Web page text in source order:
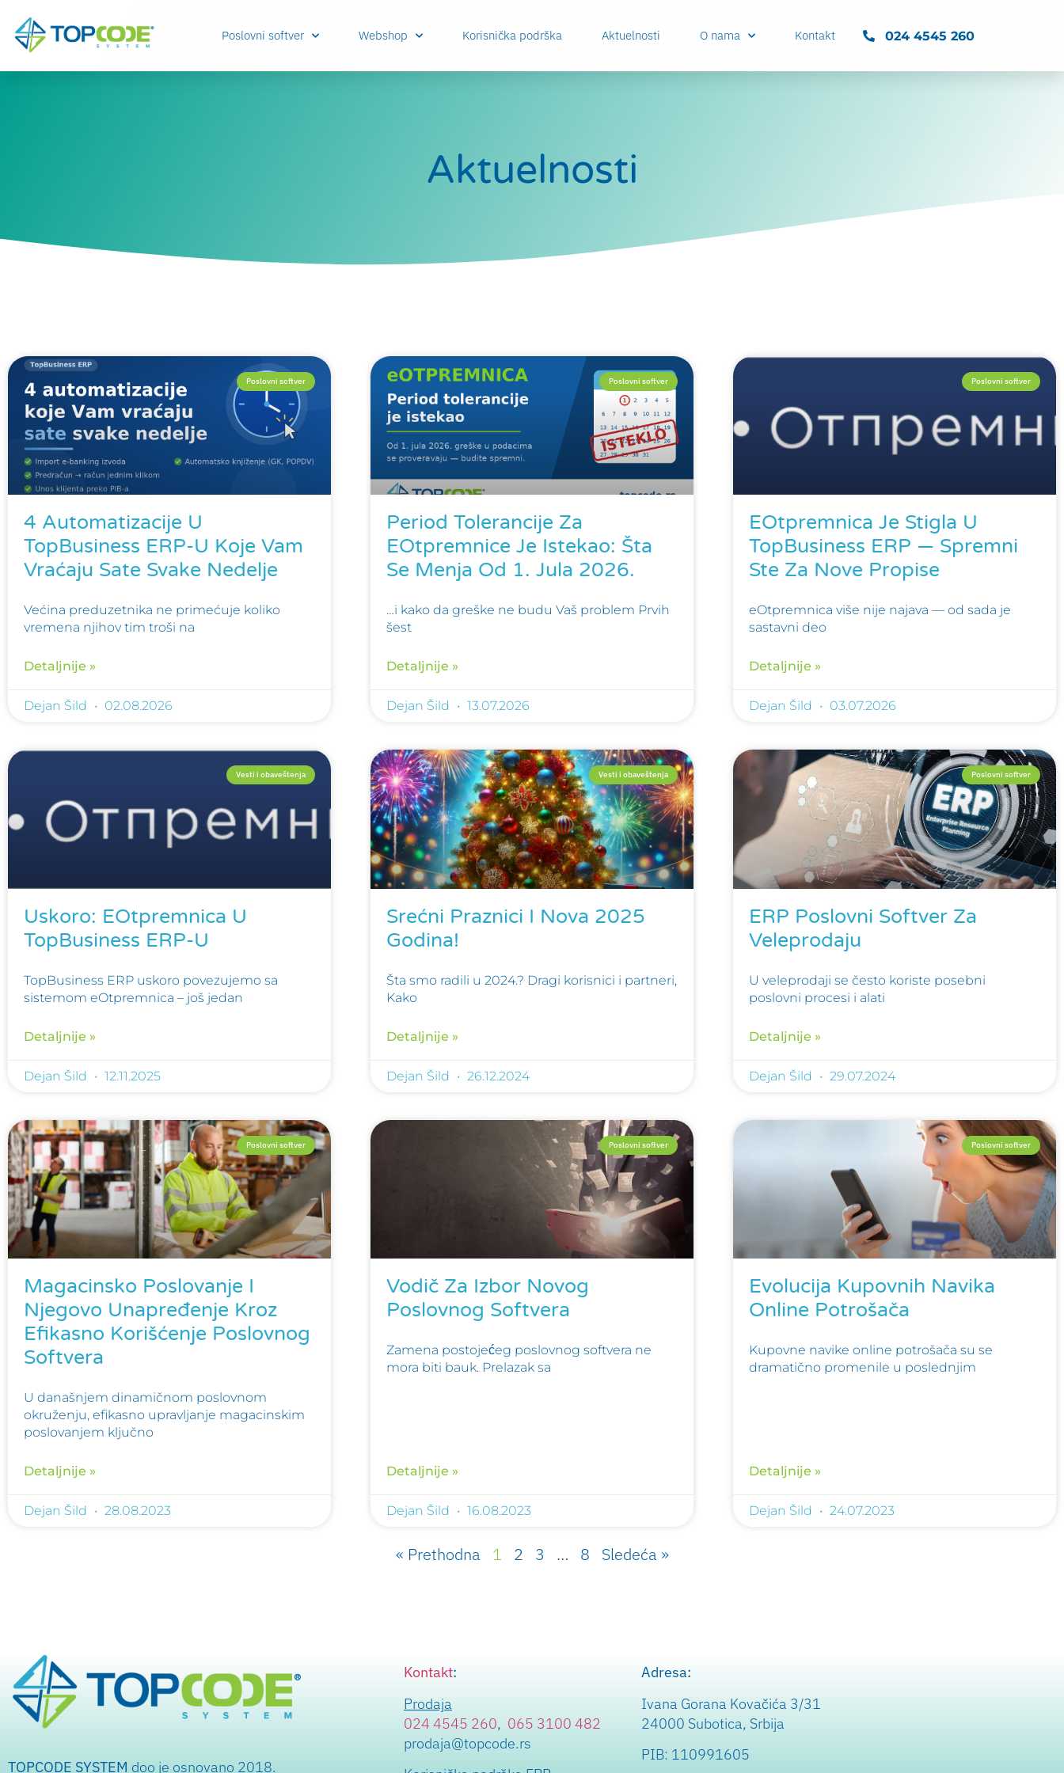
Poslovni softver Webshop Korisnička podrška Aktuelnosti O nama Kontakt 024 4545 260
Aktuelnosti
Poslovni softver
4 Automatizacije U
TopBusiness ERP-U Koje Vam
Vraćaju Sate Svake Nedelje
Većina preduzetnika ne primećuje koliko
vremena njihov tim troši na
Detaljnije »
Dejan Šild 02.08.2026
Poslovni softver
Period Tolerancije Za
EOtpremnice Je Istekao: Šta
Se Menja Od 1. Jula 2026.
…i kako da greške ne budu Vaš problem Prvih
šest
Detaljnije »
Dejan Šild 13.07.2026
Poslovni softver
EOtpremnica Je Stigla U
TopBusiness ERP — Spremni
Ste Za Nove Propise
eOtpremnica više nije najava — od sada je
sastavni deo
Detaljnije »
Dejan Šild 03.07.2026
Vesti i obaveštenja
Uskoro: EOtpremnica U
TopBusiness ERP-U
TopBusiness ERP uskoro povezujemo sa
sistemom eOtpremnica – još jedan
Detaljnije »
Dejan Šild 12.11.2025
Vesti i obaveštenja
Srećni Praznici I Nova 2025
Godina!
Šta smo radili u 2024.? Dragi korisnici i partneri,
Kako
Detaljnije »
Dejan Šild 26.12.2024
Poslovni softver
ERP Poslovni Softver Za
Veleprodaju
U veleprodaji se često koriste posebni
poslovni procesi i alati
Detaljnije »
Dejan Šild 29.07.2024
Poslovni softver
Magacinsko Poslovanje I
Njegovo Unapređenje Kroz
Efikasno Korišćenje Poslovnog
Softvera
U današnjem dinamičnom poslovnom
okruženju, efikasno upravljanje magacinskim
poslovanjem ključno
Detaljnije »
Dejan Šild 28.08.2023
Poslovni softver
Vodič Za Izbor Novog
Poslovnog Softvera
Zamena postojećeg poslovnog softvera ne
mora biti bauk. Prelazak sa
Detaljnije »
Dejan Šild 16.08.2023
Poslovni softver
Evolucija Kupovnih Navika
Online Potrošača
Kupovne navike online potrošača su se
dramatično promenile u poslednjim
Detaljnije »
Dejan Šild 24.07.2023
« Prethodna 1 2 3 … 8 Sledeća »
TOPCODE SYSTEM doo je osnovano 2018.
Kontakt:
Prodaja
024 4545 260, 065 3100 482
prodaja@topcode.rs
Adresa:
Ivana Gorana Kovačića 3/31
24000 Subotica, Srbija
PIB: 110991605